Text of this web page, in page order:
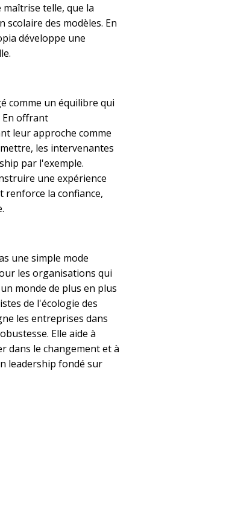
telle, que la
des modèles. En
développe une
comme un équilibre qui
En offrant
leur approche comme
les intervenantes
par l'exemple.
une expérience
renforce la confiance,
une simple mode
les organisations qui
monde de plus en plus
de l'écologie des
les entreprises dans
Elle aide à
dans le changement et à
leadership fondé sur